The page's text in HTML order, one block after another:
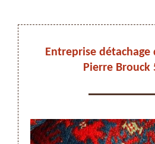
Entreprise détachage
Pierre Brouck